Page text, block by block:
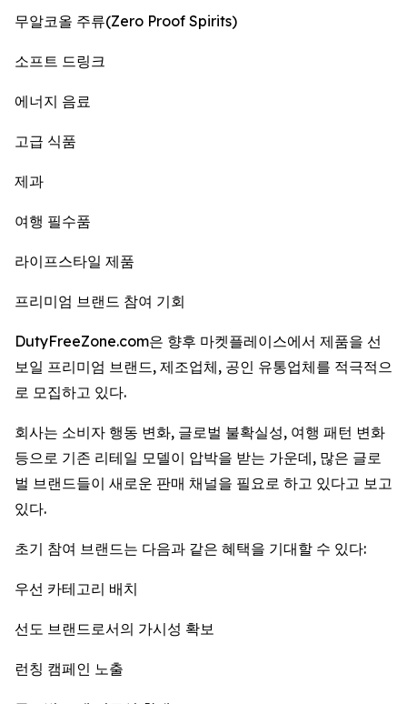
무알코올 주류(Zero Proof Spirits)
소프트 드링크
에너지 음료
고급 식품
제과
여행 필수품
라이프스타일 제품
프리미엄 브랜드 참여 기회
DutyFreeZone.com은 향후 마켓플레이스에서 제품을 선
보일 프리미엄 브랜드, 제조업체, 공인 유통업체를 적극적으
로 모집하고 있다.
회사는 소비자 행동 변화, 글로벌 불확실성, 여행 패턴 변화
등으로 기존 리테일 모델이 압박을 받는 가운데, 많은 글로
벌 브랜드들이 새로운 판매 채널을 필요로 하고 있다고 보고
있다.
초기 참여 브랜드는 다음과 같은 혜택을 기대할 수 있다:
우선 카테고리 배치
선도 브랜드로서의 가시성 확보
런칭 캠페인 노출